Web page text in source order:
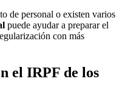
de personal o existen varios
puede ayudar a preparar el
con más
el IRPF de los